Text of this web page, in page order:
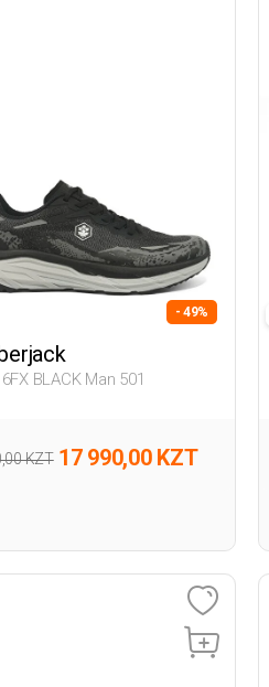
- 49%
BLACK Man 501
KZT 17 990,00 KZT